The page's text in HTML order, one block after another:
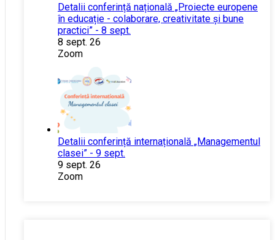
Detalii conferință națională „Proiecte europene
în educație - colaborare, creativitate și bune
practici” - 8 sept.
8 sept. 26
Zoom
Detalii conferință internațională „Managementul
clasei” - 9 sept.
9 sept. 26
Zoom